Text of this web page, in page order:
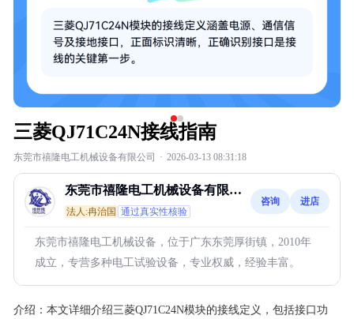
三菱QJ71C24N接线指南
东莞市禧隆电工机械设备有限公司 · 2026-03-13 08:31:18
东莞市禧隆电工机械设备有限公
司
法人:冉治国 通过真实性核验
咨询 进店
东莞市禧隆电工机械设备，位于广东东莞厚街镇，2010年
成立，专营多种电工试验设备，专业权威，经验丰富。
介绍： 本文详细介绍三菱QJ71C24N模块的接线定义，包括接口功